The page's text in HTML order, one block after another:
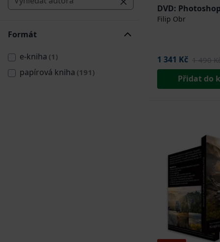
Formát
e-kniha (1)
papírová kniha (191)
DVD:
Filip Obr
1 341 Kč 1 490
Přidat do